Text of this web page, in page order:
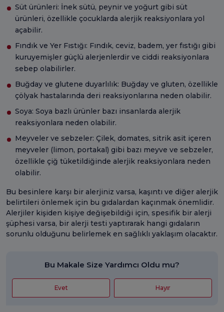
Süt ürünleri: İnek sütü, peynir ve yoğurt gibi süt
ürünleri, özellikle çocuklarda alerjik reaksiyonlara yol
açabilir.
Fındık ve Yer Fıstığı: Fındık, ceviz, badem, yer fıstığı gibi
kuruyemişler güçlü alerjenlerdir ve ciddi reaksiyonlara
sebep olabilirler.
Buğday ve glutene duyarlılık: Buğday ve gluten, özellikle
çölyak hastalarında deri reaksiyonlarına neden olabilir.
Soya: Soya bazlı ürünler bazı insanlarda alerjik
reaksiyonlara neden olabilir.
Meyveler ve sebzeler: Çilek, domates, sitrik asit içeren
meyveler (limon, portakal) gibi bazı meyve ve sebzeler,
özellikle çiğ tüketildiğinde alerjik reaksiyonlara neden
olabilir.
Bu besinlere karşı bir alerjiniz varsa, kaşıntı ve diğer alerjik
belirtileri önlemek için bu gıdalardan kaçınmak önemlidir.
Alerjiler kişiden kişiye değişebildiği için, spesifik bir alerji
şüphesi varsa, bir alerji testi yaptırarak hangi gıdaların
sorunlu olduğunu belirlemek en sağlıklı yaklaşım olacaktır.
Bu Makale Size Yardımcı Oldu mu?
Evet Hayır